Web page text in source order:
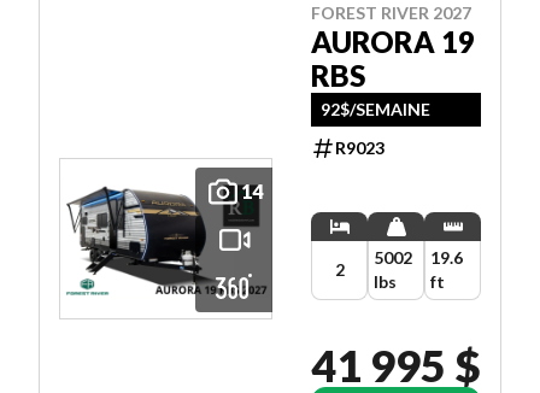
14
FOREST RIVER 2027
AURORA 19
RBS
92$/SEMAINE
R9023
2
5002
lbs
19.6
ft
41 995 $